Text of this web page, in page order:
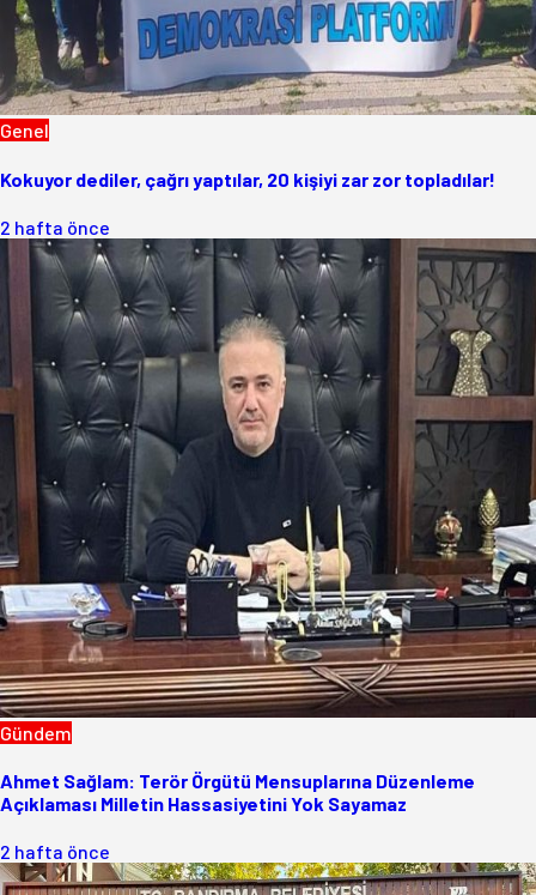
Genel
Kokuyor dediler, çağrı yaptılar, 20 kişiyi zar zor topladılar!
2 hafta önce
Gündem
Ahmet Sağlam: Terör Örgütü Mensuplarına Düzenleme
Açıklaması Milletin Hassasiyetini Yok Sayamaz
2 hafta önce